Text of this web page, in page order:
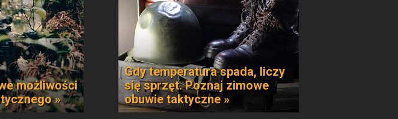
możliwości
»
Gdy temperatura spada, liczy
się sprzęt. Poznaj zimowe
obuwie taktyczne »